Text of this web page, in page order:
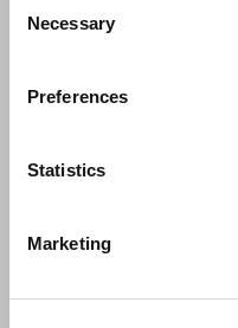
Selection
Necessary
Preferences
Statistics
Marketing